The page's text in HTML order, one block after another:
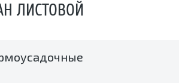
ЛИСТОВОЙ